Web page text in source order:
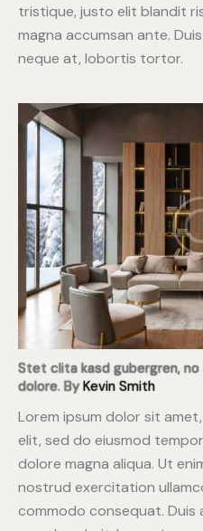
tristique, justo elit blandit
magna accumsan ante.
neque at, lobortis tortor.
Stet clita kasd gubergren,
dolore. ByKevin Smith
Lorem ipsum dolor sit
elit, sed do eiusmod
dolore magna aliqua. Ut
nostrud exercitation
commodo consequat. Duis